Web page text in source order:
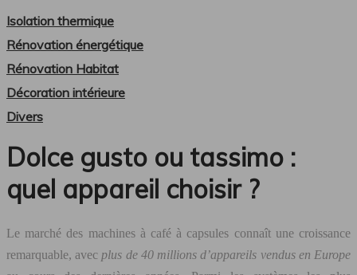
Isolation thermique
Rénovation énergétique
Rénovation Habitat
Décoration intérieure
Divers
Dolce gusto ou tassimo :
quel appareil choisir ?
Le marché des machines à café à capsules connaît une croissance
remarquable, avec plus de 40 millions d’appareils vendus en Europe